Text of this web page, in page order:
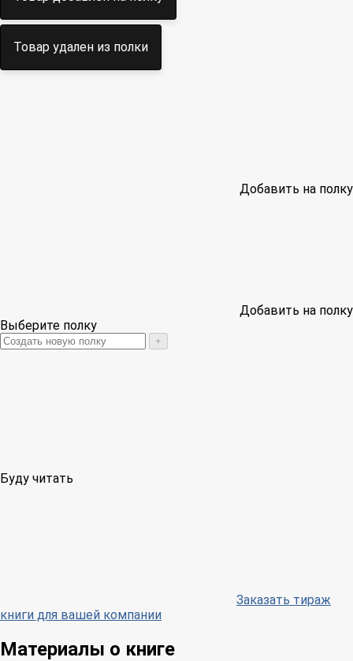
Товар удален из полки
Добавить на полку
Добавить на полку
Выберите полку
+
Буду читать
Заказать тираж
книги для вашей компании
Материалы о книге